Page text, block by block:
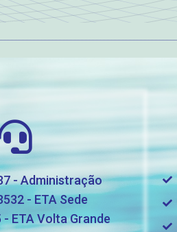
- Administração
- ETA Sede
- ETA Volta Grande